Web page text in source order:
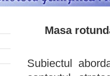
Masa
Subiectul